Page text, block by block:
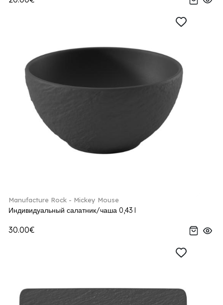
Manufacture Rock - Mickey Mouse
Индивидуальный салатник/чаша 0,43 l
30.00€